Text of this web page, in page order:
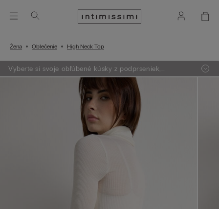
Žena Oblečenie High Neck Top
Vyberte si svoje obľúbené kúsky z podprseniek,
oblečenia, pyžám a lingerie. Vložte do košíka 4 produkty